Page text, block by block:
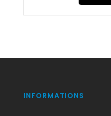
INFORMATIONS